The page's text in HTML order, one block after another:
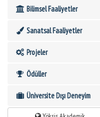
Bilimsel Faaliyetler
Sanatsal Faaliyetler
Projeler
Ödüller
Üniversite Dışı Deneyim